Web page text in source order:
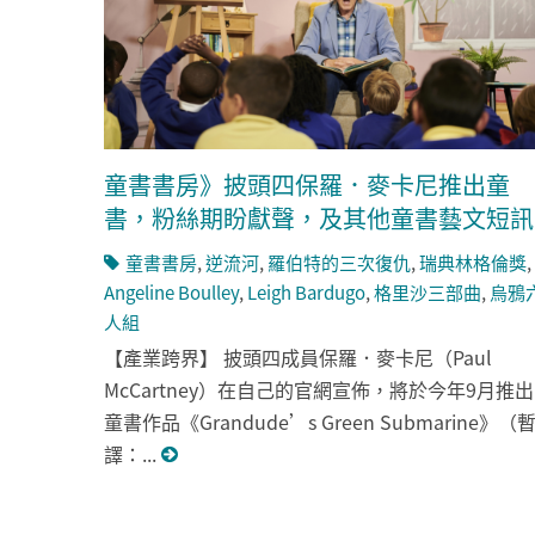
童書書房》披頭四保羅．麥卡尼推出童
書，粉絲期盼獻聲，及其他童書藝文短訊
童書書房,逆流河, 羅伯特的三次復仇,瑞典林格倫獎,
Angeline Boulley, Leigh Bardugo,格里沙三部曲, 烏鴉
人組
【產業跨界】 披頭四成員保羅．麥卡尼（Paul
McCartney）在自己的官網宣佈，將於今年9月推出
童書作品《Grandude’s Green Submarine》（暫
譯：...